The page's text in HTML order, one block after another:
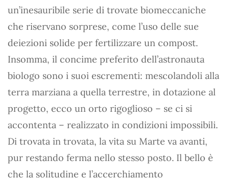
un’inesauribile serie di trovate biomeccaniche
che riservano sorprese, come l’uso delle sue
deiezioni solide per fertilizzare un compost.
Insomma, il concime preferito dell’astronauta
biologo sono i suoi escrementi: mescolandoli alla
terra marziana a quella terrestre, in dotazione al
progetto, ecco un orto rigoglioso – se ci si
accontenta – realizzato in condizioni impossibili.
Di trovata in trovata, la vita su Marte va avanti,
pur restando ferma nello stesso posto. Il bello è
che la solitudine e l’accerchiamento